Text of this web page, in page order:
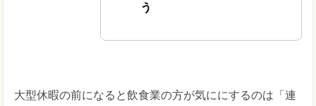
う
大型休暇の前になると飲食業の方が気ににするのは「連